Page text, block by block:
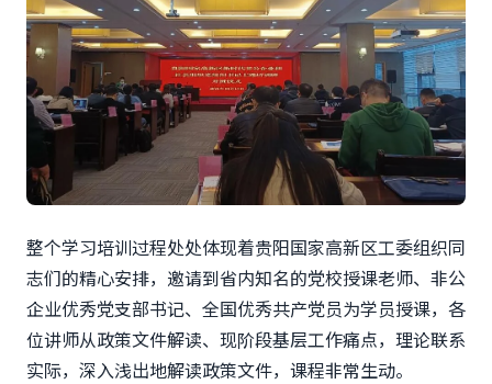
整个学习培训过程处处体现着贵阳国家高新区工委组织同
志们的精心安排，邀请到省内知名的党校授课老师、非公
企业优秀党支部书记、全国优秀共产党员为学员授课，各
位讲师从政策文件解读、现阶段基层工作痛点，理论联系
实际，深入浅出地解读政策文件，课程非常生动。